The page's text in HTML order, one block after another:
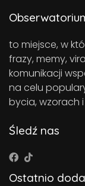
to miejsce, w
frazy, memy,
komunikacji
na celu
bycia, wzorach
Śledź nas
Ostatnio